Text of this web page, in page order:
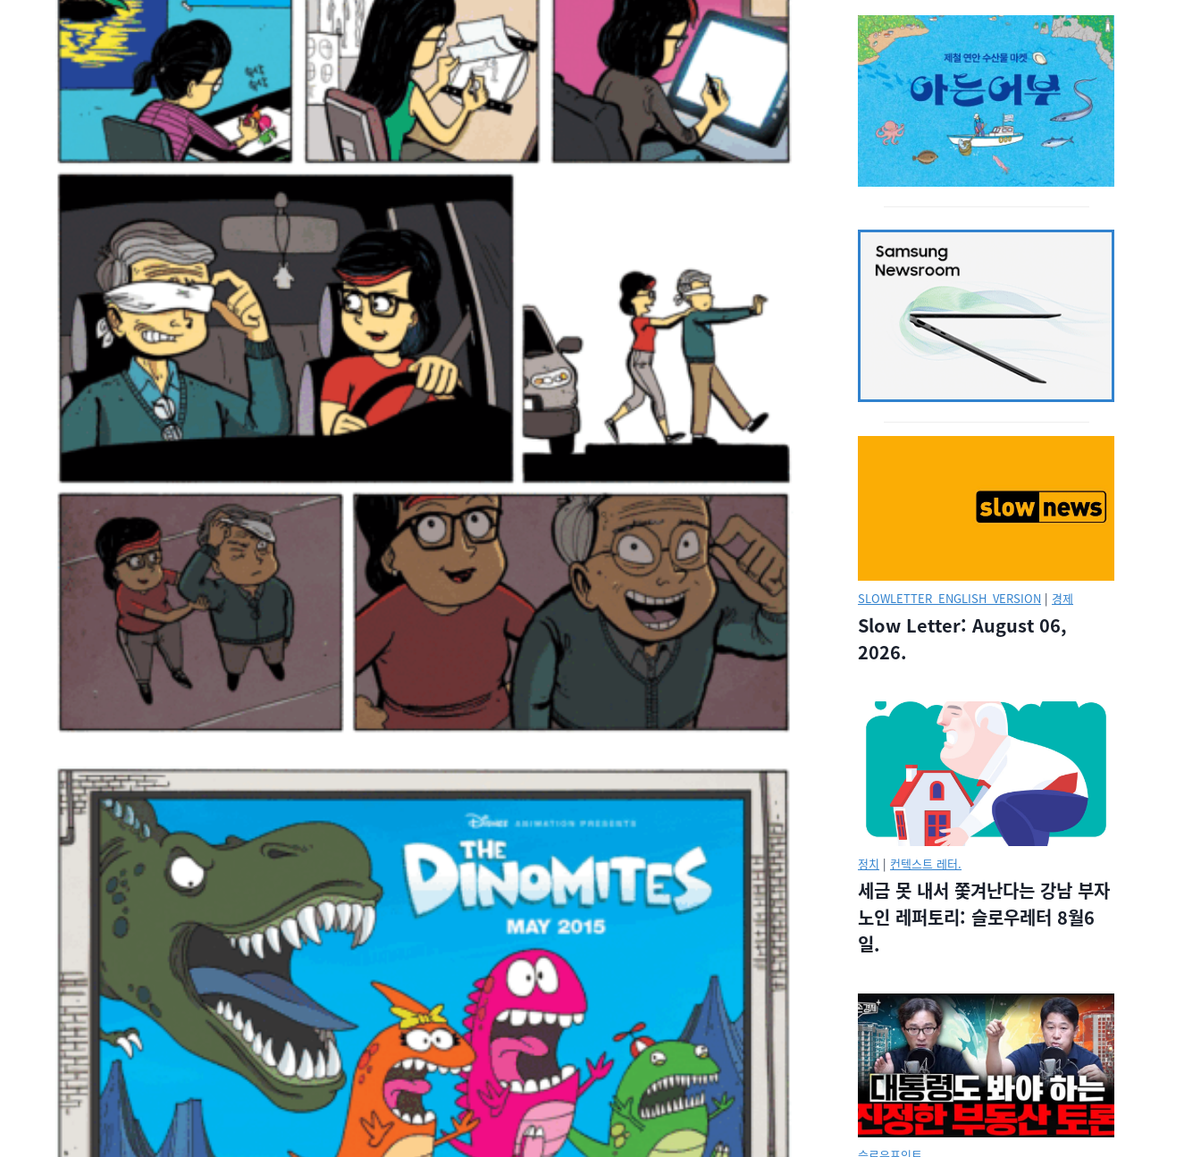
SLOWLETTER_ENGLISH_VERSION | 경제
Slow Letter: August 06,
2026.
정치 | 컨텍스트 레터.
세금 못 내서 쫓겨난다는 강남 부자
노인 레퍼토리: 슬로우레터 8월6
일.